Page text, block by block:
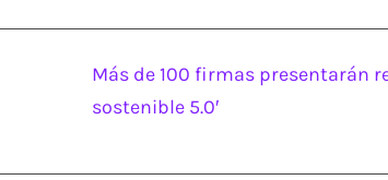
Más de 100 firmas presentarán
sostenible 5.0′